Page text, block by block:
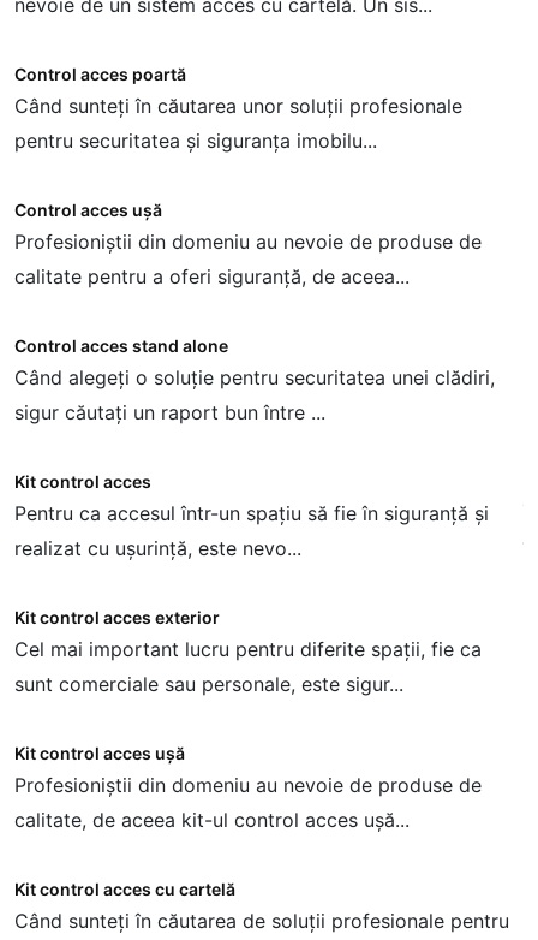
nevoie de un sistem acces cu cartelă. Un sis...
Control acces poartă
Când sunteți în căutarea unor soluții profesionale
pentru securitatea și siguranța imobilu...
Control acces ușă
Profesioniștii din domeniu au nevoie de produse de
calitate pentru a oferi siguranță, de aceea...
Control acces stand alone
Când alegeți o soluție pentru securitatea unei clădiri,
sigur căutați un raport bun între ...
Kit control acces
Pentru ca accesul într-un spațiu să fie în siguranță și
realizat cu ușurință, este nevo...
Kit control acces exterior
Cel mai important lucru pentru diferite spații, fie ca
sunt comerciale sau personale, este sigur...
Kit control acces ușă
Profesioniștii din domeniu au nevoie de produse de
calitate, de aceea kit-ul control acces ușă...
Kit control acces cu cartelă
Când sunteți în căutarea de soluții profesionale pentru